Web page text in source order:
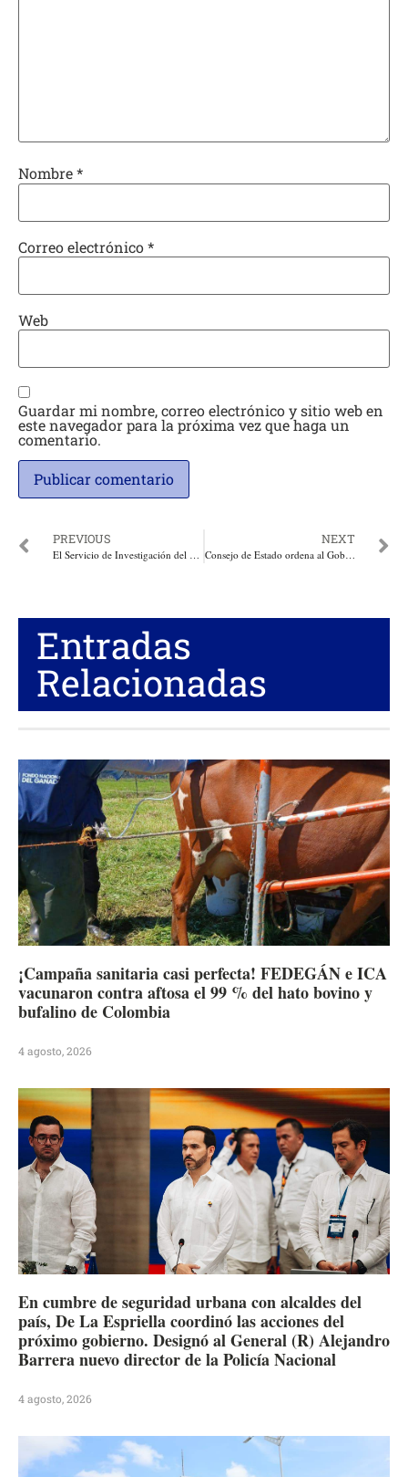
Nombre*
Correo electrónico*
Web
Guardar mi nombre, correo electrónico y sitio web en
este navegador para la próxima vez que haga un
comentario.
PREVIOUS
El Servicio de Investigación del Congreso de los Estados Unidos, publicó los perfiles de los más opcionados candidatos presidenciales de Colombia
NEXT
Consejo de Estado ordena al Gobierno adoptar la Política Nacional de Mercadeo Agropecuario
Entradas
Relacionadas
¡Campaña sanitaria casi perfecta! FEDEGÁN e ICA
vacunaron contra aftosa el 99 % del hato bovino y
bufalino de Colombia
4 agosto, 2026
En cumbre de seguridad urbana con alcaldes del
país, De La Espriella coordinó las acciones del
próximo gobierno. Designó al General (R) Alejandro
Barrera nuevo director de la Policía Nacional
4 agosto, 2026